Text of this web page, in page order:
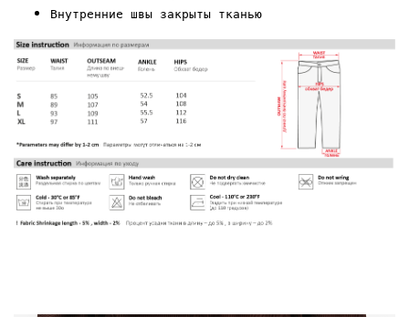
Внутренние швы закрыты тканью